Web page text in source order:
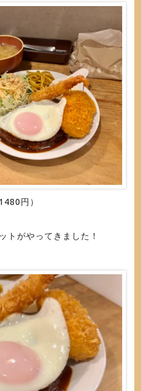
円）
トがやってきました！